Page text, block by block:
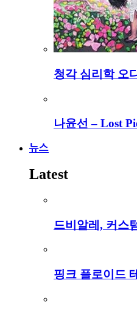
청각 심리학 오
나윤선 – Lost
뉴스
Latest
드비알레, 커스
핑크 플로이드